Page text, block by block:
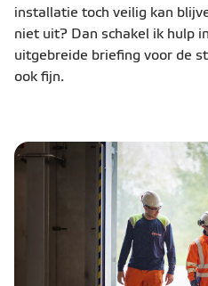
installatie toch veilig kan
niet uit? Dan schakel ik hulp
uitgebreide briefing voor de
ook fijn.